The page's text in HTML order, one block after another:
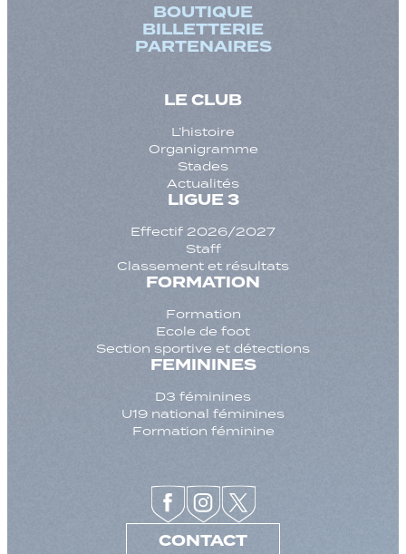
BOUTIQUE
BILLETTERIE
PARTENAIRES
LE CLUB
L’histoire
Organigramme
Stades
Actualités
LIGUE 3
Effectif 2026/2027
Staff
Classement et résultats
FORMATION
Formation
Ecole de foot
Section sportive et détections
FEMININES
D3 féminines
U19 national féminines
Formation féminine
CONTACT